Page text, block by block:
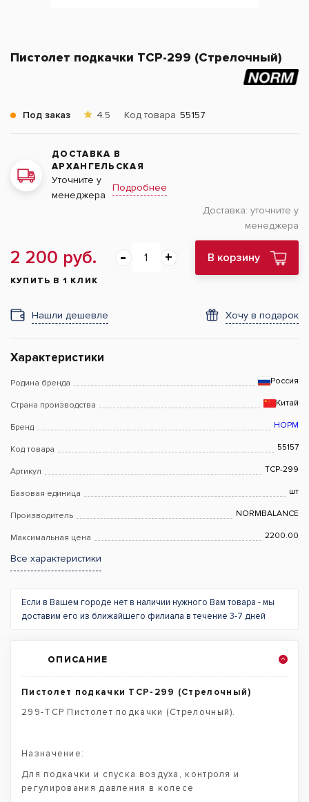
Пистолет подкачки TCP-299 (Стрелочный)
Под заказ 4.5 Код товара 55157
ДОСТАВКА В
АРХАНГЕЛЬСКАЯ
Уточните у
менеджера
Подробнее
Доставка: уточните у
менеджера
2 200 руб. В корзину
КУПИТЬ В 1 КЛИК
Нашли дешевле Хочу в подарок
Характеристики
Родина бренда Россия
Страна производства Китай
Бренд НОРМ
Код товара 55157
Артикул TCP-299
Базовая единица шт
Производитель NORMBALANCE
Максимальная цена 2200.00
Все характеристики
Если в Вашем городе нет в наличии нужного Вам товара - мы
доставим его из ближайшего филиала в течение 3-7 дней
ОПИСАНИЕ
Пистолет подкачки TCP-299 (Стрелочный)
299-TCP Пистолет подкачки (Стрелочный).
Назначение:
Для подкачки и спуска воздуха, контроля и
регулирования давления в колесе